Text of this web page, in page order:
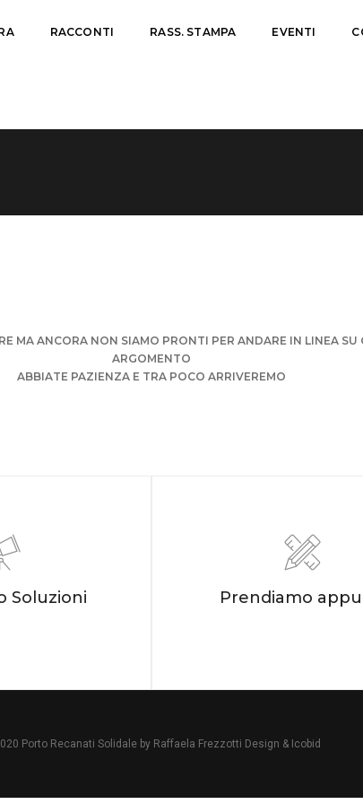
RACCONTI RASS. STAMPA EVENTI
MA ANCORA NON SIAMO PRONTI PER ANDARE IN LINEA SU
ARGOMENTO
ABBIATE PAZIENZA E TRA POCO ARRIVEREMO
Soluzioni Prendiamo
Porto Recanati Solidale by Raffaela Frezzotti Design & Icobid